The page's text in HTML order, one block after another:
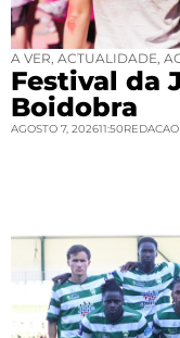
A VER ACTUALIDADE
Festival da
Boidobra
AGOSTO 7, 202611:50